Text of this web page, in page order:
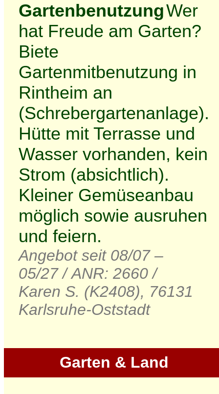
GartenbenutzungWer
hat Freude am Garten?
Biete
Gartenmitbenutzung in
Rintheim an
(Schrebergartenanlage).
Hütte mit Terrasse und
Wasser vorhanden, kein
Strom (absichtlich).
Kleiner Gemüseanbau
möglich sowie ausruhen
und feiern.
Angebot seit 08/07 –
05/27 / ANR: 2660 /
Karen S. (K2408), 76131
Karlsruhe-Oststadt
Garten & Land